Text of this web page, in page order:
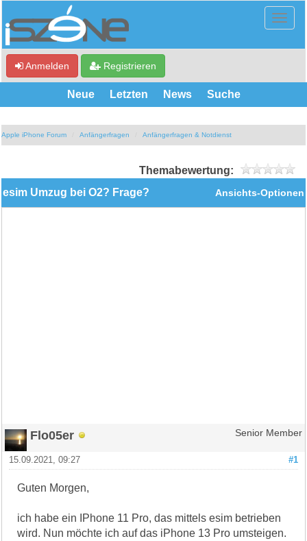
Anmelden Registrieren
Neue Letzten News Suche
Apple iPhone Forum Anfängerfragen Anfängerfragen & Notdienst
Themabewertung:
Ansichts-Optionen
esim Umzug bei O2? Frage?
Flo05er Senior Member
#1
15.09.2021, 09:27
Guten Morgen,
ich habe ein IPhone 11 Pro, das mittels esim betrieben
wird. Nun möchte ich auf das iPhone 13 Pro umsteigen.